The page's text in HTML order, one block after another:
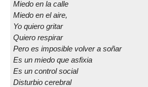
Miedo en la calle
Miedo en el aire,
Yo quiero gritar
Quiero respirar
Pero es imposible volver a soñar
Es un miedo que asfixia
Es un control social
Disturbio cerebral